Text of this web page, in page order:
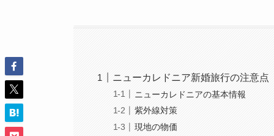
ニューカレドニア新婚旅行の注意点
ニューカレドニアの基本情報
紫外線対策
現地の物価